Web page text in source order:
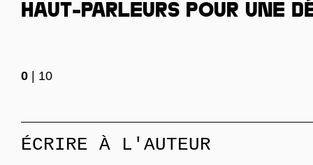
Haut-parleurs pour une
0 10
ÉCRIRE À L'AUTEUR